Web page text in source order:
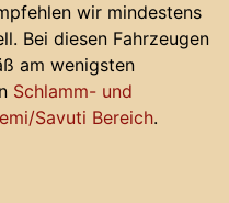
wir mindestens
Bei diesen Fahrzeugen
am wenigsten
Schlamm- und
Savuti Bereich.